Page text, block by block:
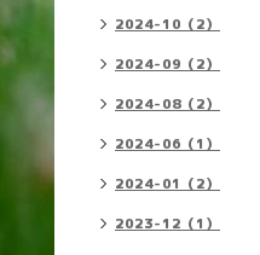
2024-10（2）
2024-09（2）
2024-08（2）
2024-06（1）
2024-01（2）
2023-12（1）